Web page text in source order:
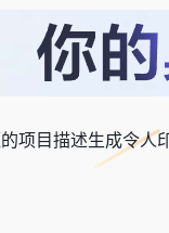
项目描述生成令人